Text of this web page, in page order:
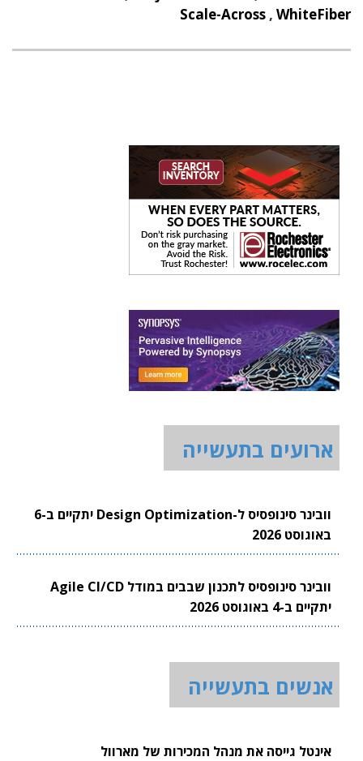
Scale-Across , WhiteFiber
ארועים בתעשייה
וובינר סינופסיס ל-Design Optimization יתקיים ב-6
באוגוסט 2026
וובינר סינופסיס לתכנון שבבים במודל Agile CI/CD
יתקיים ב-4 באוגוסט 2026
אנשים בתעשייה
אינטל גייסה את מנהל המכירות של מארוול